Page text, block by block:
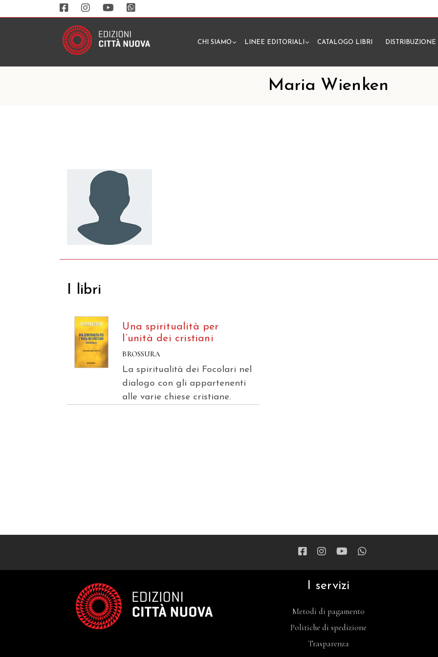
CHI SIAMO LINEE EDITORIALI CATALOGO LIBRI DISTRIBUZIONE
Maria Wienken
I libri
Una spiritualità per
l’unità dei cristiani
BROSSURA
La spiritualità dei Focolari nel
dialogo con gli appartenenti
alle varie chiese cristiane.
I servizi
Metodi di pagamento
Politiche di spedizione
Trasparenza